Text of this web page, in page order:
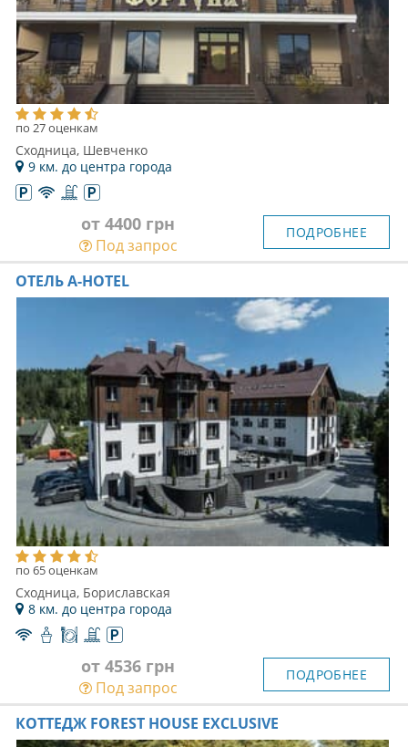
по 27 оценкам
Сходница, Шевченко
9 км. до центра города
от 4400 грн
Под запрос
ПОДРОБНЕЕ
ОТЕЛЬ A-HOTEL
по 65 оценкам
Сходница, Бориславская
8 км. до центра города
от 4536 грн
Под запрос
ПОДРОБНЕЕ
КОТТЕДЖ FOREST HOUSE EXCLUSIVE